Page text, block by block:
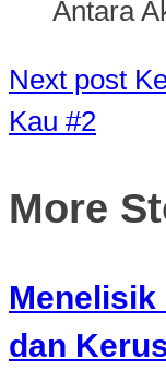
Next post
Kau #2
More
Menelisik
dan